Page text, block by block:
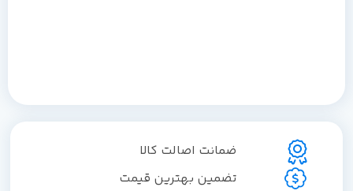
ضمانت اصالت کالا
تضمین بهترین قیمت